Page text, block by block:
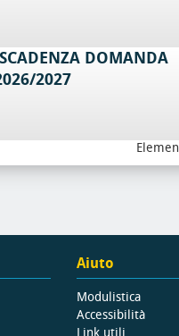
DOMANDA
2027
Aiuto
Modulistica
Accessibilità
Link utili